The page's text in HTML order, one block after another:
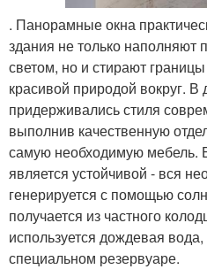
. Панорамные окна
здания не только
светом, но и стирают
красивой природой вокруг.
придерживались стиля
выполнив качественную
самую необходимую мебель.
является устойчивой - вся
генерируется с помощью
получается из частного
используется дождевая
специальном резервуаре.